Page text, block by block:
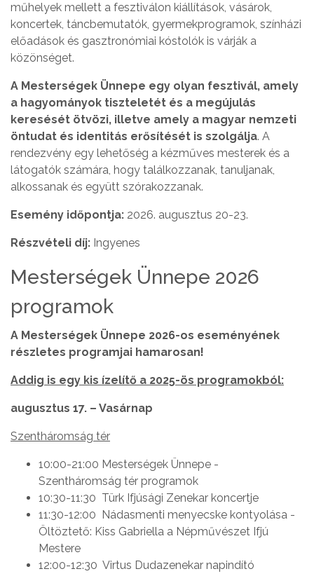
műhelyek mellett a fesztiválon kiállítások, vásárok,
koncertek, táncbemutatók, gyermekprogramok, színházi
előadások és gasztronómiai kóstolók is várják a
közönséget.
A Mesterségek Ünnepe egy olyan fesztivál, amely
a hagyományok tiszteletét és a megújulás
keresését ötvözi, illetve amely a magyar nemzeti
öntudat és identitás erősítését is szolgálja. A
rendezvény egy lehetőség a kézműves mesterek és a
látogatók számára, hogy találkozzanak, tanuljanak,
alkossanak és együtt szórakozzanak.
Esemény időpontja: 2026. augusztus 20-23.
Részvételi díj: Ingyenes
Mesterségek Ünnepe 2026
programok
A Mesterségek Ünnepe 2026-os eseményének
részletes programjai hamarosan!
Addig is egy kis ízelítő a 2025-ös programokból:
augusztus 17. – Vasárnap
Szentháromság tér
10:00-21:00 Mesterségek Ünnepe -
Szentháromság tér programok
10:30-11:30 Türk Ifjúsági Zenekar koncertje
11:30-12:00 Nádasmenti menyecske kontyolása -
Öltöztető: Kiss Gabriella a Népművészet Ifjú
Mestere
12:00-12:30 Virtus Dudazenekar napindító